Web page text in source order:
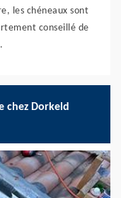
les chéneaux sont
conseillé de
chez Dorkeld